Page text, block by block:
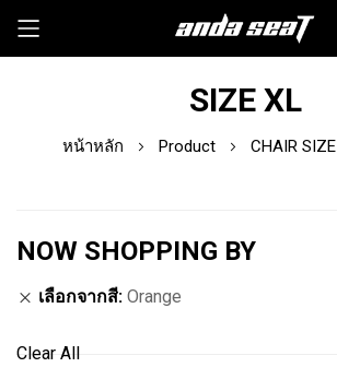
SIZE XL
หน้าหลัก Product CHAIR SIZE
NOW SHOPPING BY
เลือกจากสี Orange
Clear All